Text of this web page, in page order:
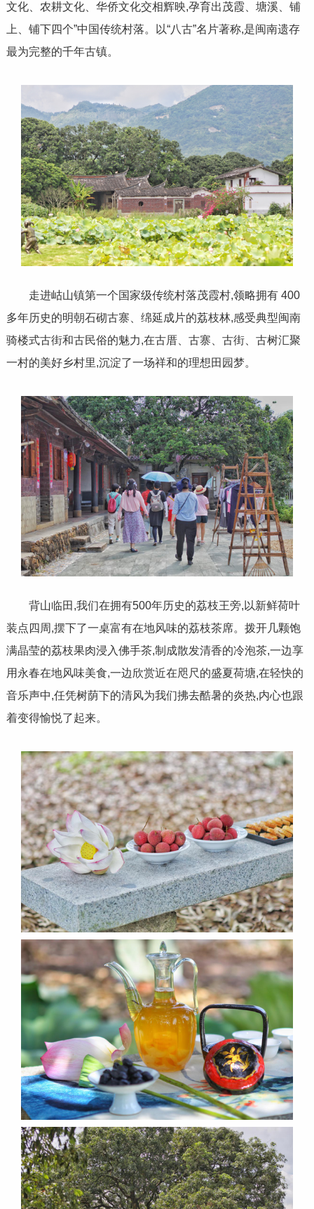
文化、农耕文化、华侨文化交相辉映,孕育出茂霞、塘溪、铺
上、铺下四个”中国传统村落。以“八古”名片著称,是闽南遗存
最为完整的千年古镇。
走进岵山镇第一个国家级传统村落茂霞村,领略拥有 400
多年历史的明朝石砌古寨、绵延成片的荔枝林,感受典型闽南
骑楼式古街和古民俗的魅力,在古厝、古寨、古街、古树汇聚
一村的美好乡村里,沉淀了一场祥和的理想田园梦。
背山临田,我们在拥有500年历史的荔枝王旁,以新鲜荷叶
装点四周,摆下了一桌富有在地风味的荔枝茶席。拨开几颗饱
满晶莹的荔枝果肉浸入佛手茶,制成散发清香的冷泡茶,一边享
用永春在地风味美食,一边欣赏近在咫尺的盛夏荷塘,在轻快的
音乐声中,任凭树荫下的清风为我们拂去酷暑的炎热,内心也跟
着变得愉悦了起来。